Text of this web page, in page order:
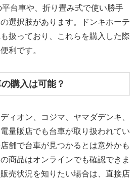
台車や、折り畳み式で使い勝手
選択肢があります。ドンキホーテ
扱っており、これらを購入した際
利です。
購入は可能？
ィオン、コジマ、ヤマダデンキ、
量販店でも台車が取り扱われてい
舗で台車が見つかるとは意外かも
商品はオンラインでも確認できま
売状況を知りたい場合は、直接店